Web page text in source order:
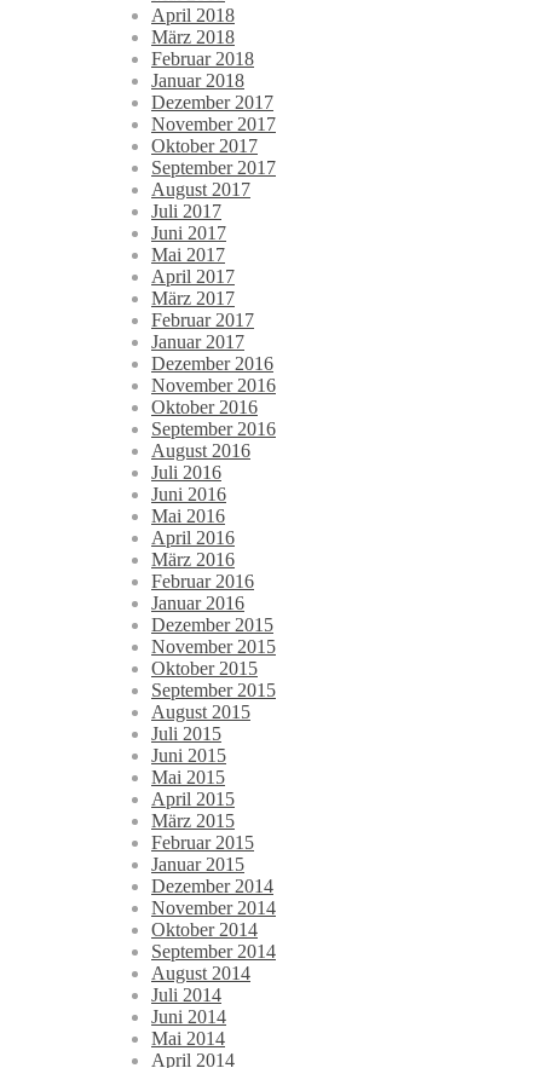
April 2018
März 2018
Februar 2018
Januar 2018
Dezember 2017
November 2017
Oktober 2017
September 2017
August 2017
Juli 2017
Juni 2017
Mai 2017
April 2017
März 2017
Februar 2017
Januar 2017
Dezember 2016
November 2016
Oktober 2016
September 2016
August 2016
Juli 2016
Juni 2016
Mai 2016
April 2016
März 2016
Februar 2016
Januar 2016
Dezember 2015
November 2015
Oktober 2015
September 2015
August 2015
Juli 2015
Juni 2015
Mai 2015
April 2015
März 2015
Februar 2015
Januar 2015
Dezember 2014
November 2014
Oktober 2014
September 2014
August 2014
Juli 2014
Juni 2014
Mai 2014
April 2014